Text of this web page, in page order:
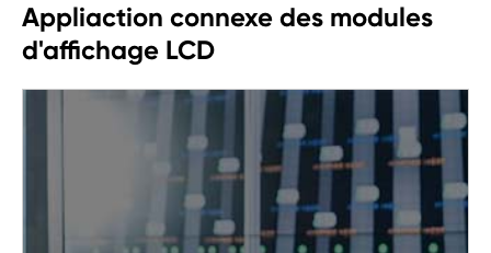
Appliaction connexe des modules
d'affichage LCD